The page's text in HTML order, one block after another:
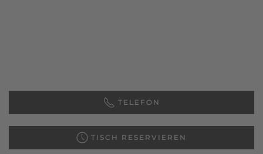
TELEFON
TISCH RESERVIEREN